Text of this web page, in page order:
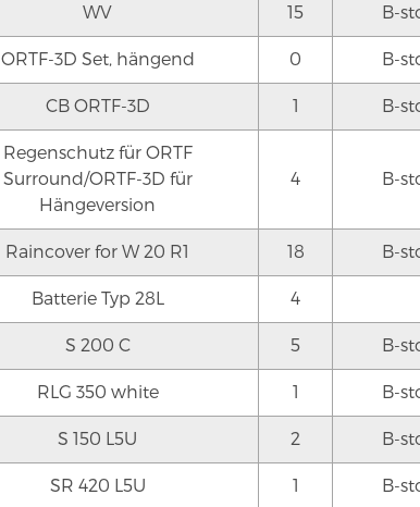
WV 15 B-
ORTF-3D Set, hängend 0 B-
CB ORTF-3D 1 B-
Regenschutz für ORTF
Surround/ORTF-3D für
Hängeversion
4 B-
Raincover for W 20 R1 18 B-
Batterie Typ 28L 4
S 200 C 5 B-
RLG 350 white 1 B-
S 150 L5U 2 B-
SR 420 L5U 1 B-